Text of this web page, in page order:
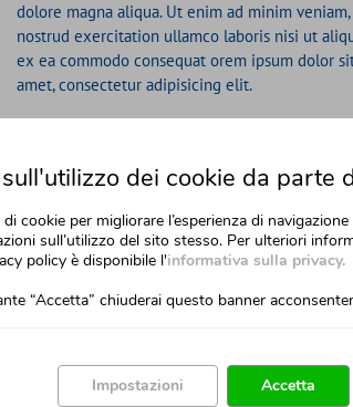
dolore magna aliqua. Ut enim ad minim
nostrud exercitation ullamco laboris nisi ut
ex ea commodo consequat orem ipsum dolor
amet, consectetur adipisicing elit.
Lorem ipsum dolor sit amet, consectetur
elit, sed do eiusmod tempor incididunt ut labore
dolore magna aliqua. Ut enim ad minim
amet, consectetur adipisicing elit.
dei cookie da parte
cookie per migliorare l’esperienza di
sull’utilizzo del sito stesso. Per ulteriori
policy è disponibile l'informativa sulla privacy.
“Accetta” chiuderai questo banner
Accetta
Impostazioni